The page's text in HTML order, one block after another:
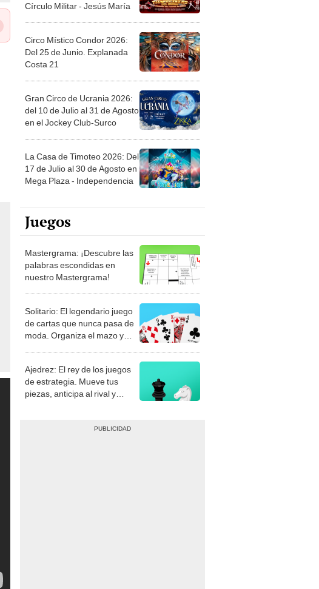
Círculo Militar - Jesús María
Circo Místico Condor 2026:
Del 25 de Junio. Explanada
Costa 21
Gran Circo de Ucrania 2026:
del 10 de Julio al 31 de Agosto
en el Jockey Club-Surco
La Casa de Timoteo 2026: Del
17 de Julio al 30 de Agosto en
Mega Plaza - Independencia
Juegos
Mastergrama: ¡Descubre las
palabras escondidas en
nuestro Mastergrama!
Solitario: El legendario juego
de cartas que nunca pasa de
moda. Organiza el mazo y
Ajedrez: El rey de los juegos
de estrategia. Mueve tus
piezas, anticipa al rival y